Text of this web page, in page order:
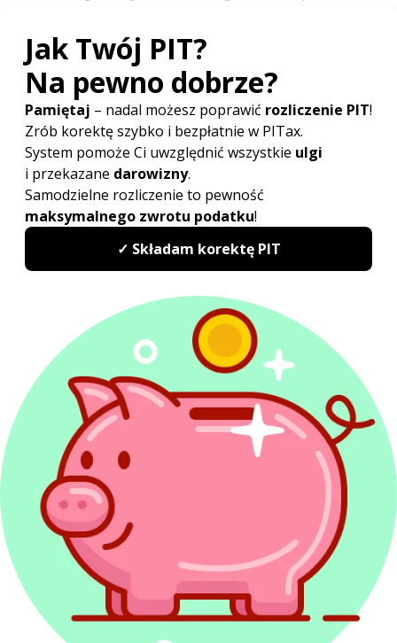
O Autorze:Mateusz Musiał
Specjalista ds. postępowań sądowo-administracyjnych
mateusz.musial@pitax.pl
Doświadczenie zawodowe zdobywał współpracując
z kancelariami doradztwa podatkowego oraz sprawując
samodzielną obsługę prawną podmiotów gospodarczych
i osób fizycznych. Specjalizuje się w postępowaniach
podatkowych, egzekucyjnych przed administracją skarbową
oraz sądowoadministracyjnych. Aktywnie uczestniczył
w opracowywaniu strategii procesowych oraz analizie
transakcji pod kątem występowania ryzyka podatkowego. (...)
więcej...
Poradnik
PIT - podstawowe informacje
Ulgi i odliczenia
Etat, zlecenie i dzieło